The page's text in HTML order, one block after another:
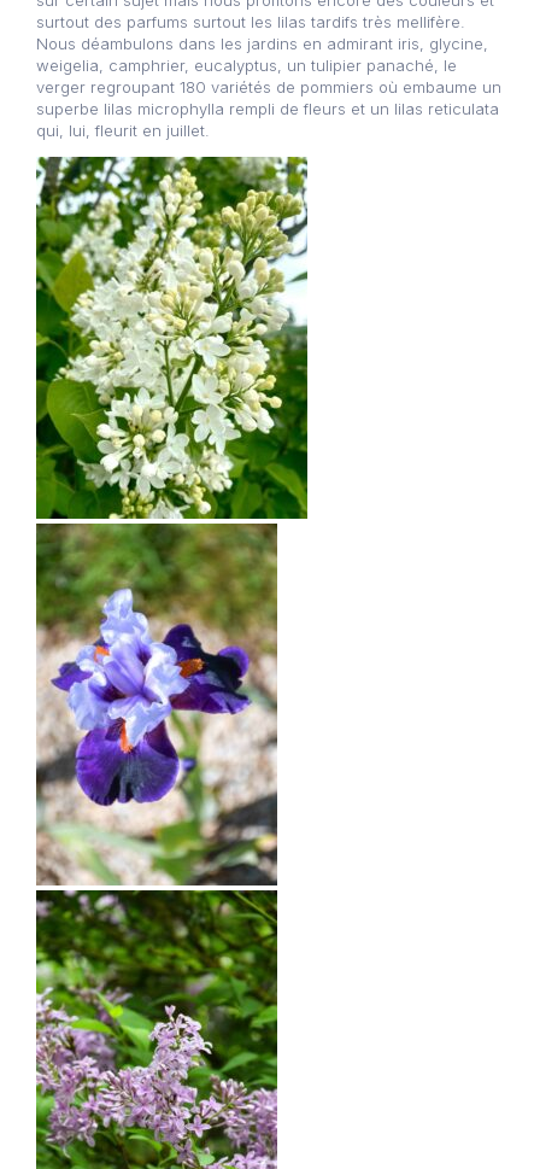
surtout des parfums surtout les lilas tardifs très mellifère.
Nous déambulons dans les jardins en admirant iris, glycine,
weigelia, camphrier, eucalyptus, un tulipier panaché, le
verger regroupant 180 variétés de pommiers où embaume un
superbe lilas microphylla rempli de fleurs et un lilas reticulata
qui, lui, fleurit en juillet.